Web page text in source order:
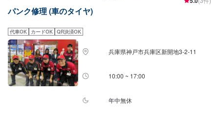
パンク修理 (車のタイヤ)
代車OK カードOK QR決済OK
兵庫県神戸市兵庫区新開地3-2-11
10:00 ~ 17:00
年中無休